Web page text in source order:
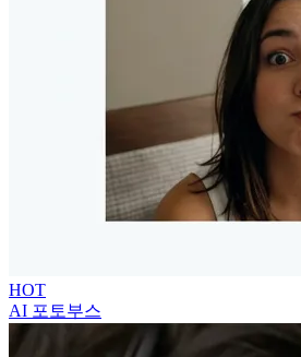
HOT
AI 포토부스